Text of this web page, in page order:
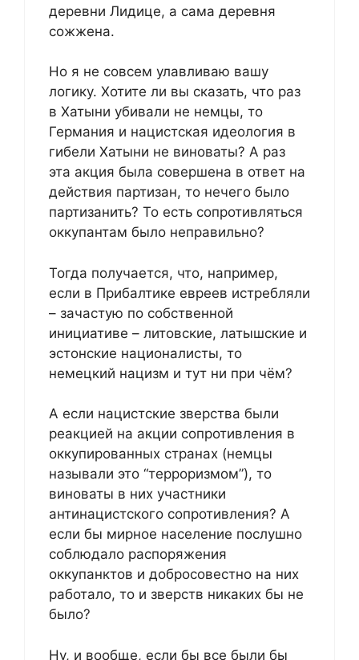
деревни Лидице, а сама деревня
сожжена.
Но я не совсем улавливаю вашу
логику. Хотите ли вы сказать, что раз
в Хатыни убивали не немцы, то
Германия и нацистская идеология в
гибели Хатыни не виноваты? А раз
эта акция была совершена в ответ на
действия партизан, то нечего было
партизанить? То есть сопротивляться
оккупантам было неправильно?
Тогда получается, что, например,
если в Прибалтике евреев истребляли
– зачастую по собственной
инициативе – литовские, латышские и
эстонские националисты, то
немецкий нацизм и тут ни при чём?
А если нацистские зверства были
реакцией на акции сопротивления в
оккупированных странах (немцы
называли это “терроризмом”), то
виноваты в них участники
антинацистского сопротивления? А
если бы мирное население послушно
соблюдало распоряжения
оккупанктов и добросовестно на них
работало, то и зверств никаких бы не
было?
Ну, и вообще, если бы все были бы